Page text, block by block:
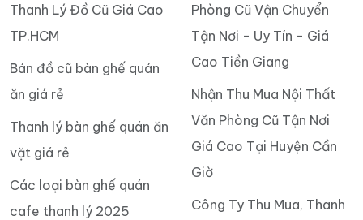
Thanh Lý Đồ Cũ Giá Cao
TP.HCM
Bán đồ cũ bàn ghế quán
ăn giá rẻ
Thanh lý bàn ghế quán ăn
vặt giá rẻ
Các loại bàn ghế quán
cafe thanh lý 2025
Phòng Cũ Vận Chuyển
Tận Nơi - Uy Tín - Giá
Cao Tiền Giang
Nhận Thu Mua Nội Thất
Văn Phòng Cũ Tận Nơi
Giá Cao Tại Huyện Cần
Giờ
Công Ty Thu Mua, Thanh